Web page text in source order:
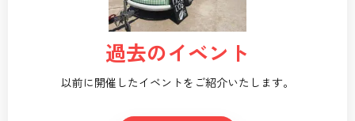
過去のイベント
以前に開催したイベントをご紹介いたします。